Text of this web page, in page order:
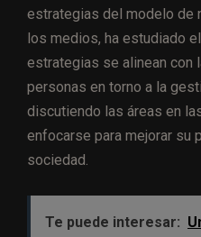
estrategias del modelo de
los medios, ha estudiado
estrategias se alinean con
personas en torno a la
discutiendo las áreas en
enfocarse para mejorar su
sociedad.
Te puede interesar: